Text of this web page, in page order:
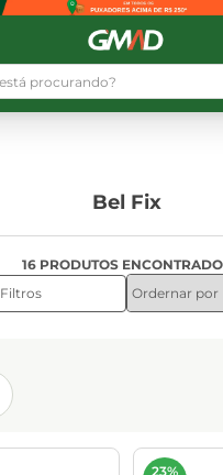
Bel Fix
16 PRODUTOS
Filtros
23%